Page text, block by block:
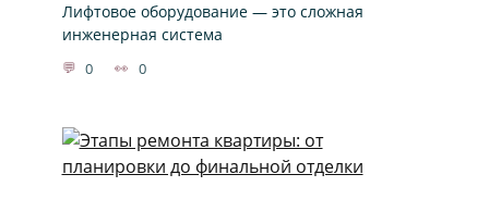
Лифтовое оборудование — это сложная
инженерная система
0 0